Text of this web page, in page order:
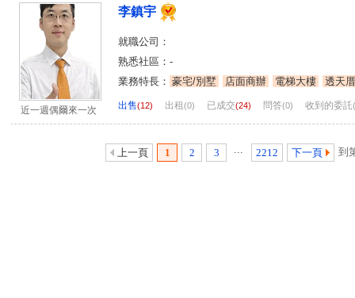
近一週偶爾來一次
李鎮宇
就職公司：
熟悉社區：-
業務特長： 豪宅/別墅 店面商辦 電梯大樓 透天厝
出售(12) 出租 (0) 已成交(24) 問答(0) 收到的委託
上一頁 1 2 3 ... 2212 下一頁 到